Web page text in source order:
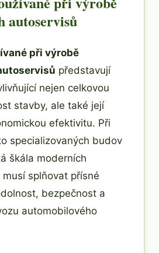
autoservisů
při výrobě
představují
nejen celkovou
stavby, ale také její
efektivitu. Při
specializovaných budov
škála moderních
splňovat přísné
bezpečnost a
automobilového